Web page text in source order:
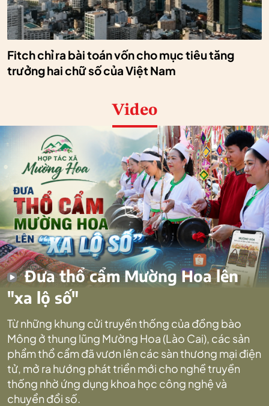
Fitch chỉ ra bài toán vốn cho mục tiêu tăng
trưởng hai chữ số của Việt Nam
Video
Đưa thổ cẩm Mường Hoa lên
"xa lộ số"
Từ những khung cửi truyền thống của đồng bào
Mông ở thung lũng Mường Hoa (Lào Cai), các sản
phẩm thổ cẩm đã vươn lên các sàn thương mại điện
tử, mở ra hướng phát triển mới cho nghề truyền
thống nhờ ứng dụng khoa học công nghệ và
chuyển đổi số.